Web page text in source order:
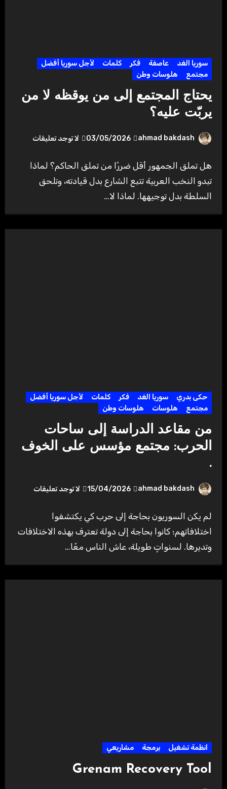
سوريا الغد عاصفة فكر كلمات
لأجل سوريا أفضل
مجتمع
هلوسات وطن
يحتاج المجتمع إلى من يوقظه لا من
يربّت عليه؟
ahmad bakdash
03/05/2026 لا توجد تعليقات
هل تملق الجمهور أقل ضررًا من تملق الحاكم؟ لماذا
تبدو النخب العربية تتبع الشارع بدل قيادته، وتلحق
السلطة بدل توجيهها. لماذا لا…
حكى بدري سوريا الغد فكر كلمات
لأجل سوريا أفضل
مجتمع
هلوسات هلوسات وطن
من مقاعد الدراسة إلى ساحات
الحرب: مجتمع مؤسس على الخوف
.
ahmad bakdash
15/04/2026 لا توجد تعليقات
لم يكن السوريون بحاجة إلى حرب كي يكتشفوا
اختلافاتهم؛ كانوا بحاجة إلى دولة تعترف بهذه الاختلافات
وتديرها. لسنواتٍ طويلة، عاش الناس معًا…
انظمة تشغيل برمجة مشاريعي
Grenam Recovery Tool